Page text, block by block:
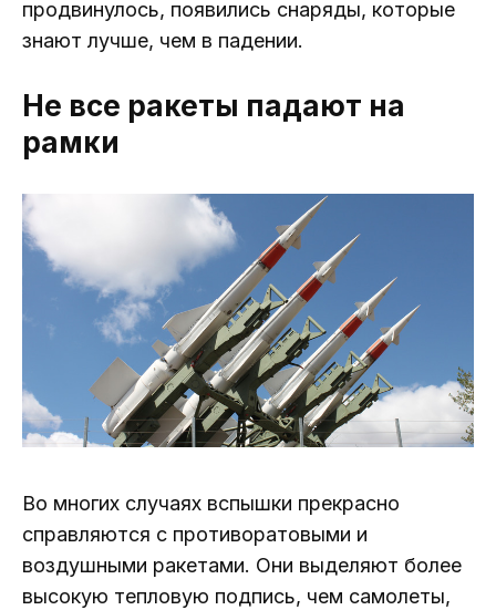
продвинулось, появились снаряды, которые
знают лучше, чем в падении.
Не все ракеты падают на
рамки
Во многих случаях вспышки прекрасно
справляются с противоратовыми и
воздушными ракетами. Они выделяют более
высокую тепловую подпись, чем самолеты,